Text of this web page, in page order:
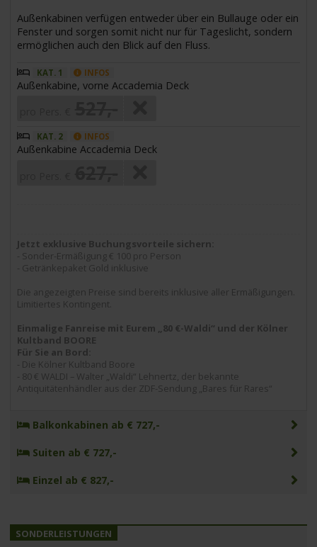
Außenkabinen verfügen entweder über ein Bullauge oder ein
Fenster und sorgen somit nicht nur für Tageslicht, sondern
ermöglichen auch den Blick auf den Fluss.
KAT. 1 INFOS
Außenkabine, vorne Accademia Deck
KAT. 2 INFOS
Außenkabine Accademia Deck
Jetzt exklusive Buchungsvorteile sichern:
- Sonder-Ermäßigung € 100 pro Person
- Getränkepaket Gold inklusive
Die angezeigten Preise sind bereits inklusive aller Ermäßigungen.
Limitiertes Kontingent.
Einmalige Fanreise mit Eurem „80 €-Waldi“ und der Kölner
Kultband BOORE
Für Sie an Bord:
- Die Kölner Kultband Boore
- 80 € WALDI – Walter „Waldi“ Lehnertz, der bekannte
Antiquitätenhändler aus der ZDF-Sendung „Bares für Rares“
Balkonkabinen ab € 727,-
Suiten ab € 727,-
Einzel ab € 827,-